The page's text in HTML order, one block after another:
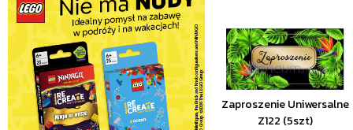
Zaproszenie Uniwersalne
Z122 (5szt)